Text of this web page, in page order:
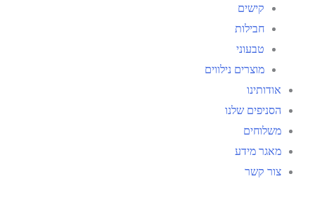
קישים
חבילות
טבעוני
מוצרים נילווים
אודותינו
הסניפים שלנו
משלוחים
מאגר מידע
צור קשר